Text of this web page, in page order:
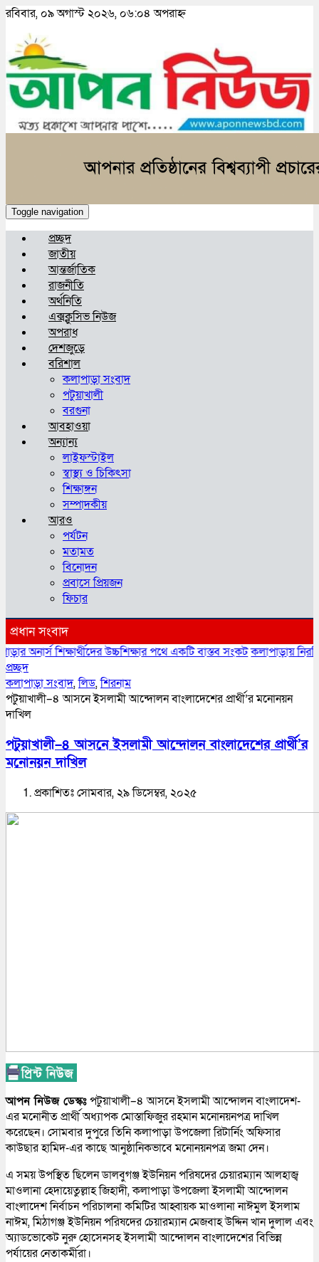
রবিবার, ০৯ অগাস্ট ২০২৬, ০৬:০৪ অপরাহ্ন
Toggle navigation
প্রচ্ছদ
জাতীয়
আন্তর্জাতিক
রাজনীতি
অর্থনিতি
এক্সক্লুসিভ নিউজ
অপরাধ
দেশজুড়ে
বরিশাল
কলাপাড়া সংবাদ
পটুয়াখালী
বরগুনা
আবহাওয়া
অন্যান্য
লাইফস্টাইল
স্বাস্থ্য ও চিকিৎসা
শিক্ষাঙ্গন
সম্পাদকীয়
আরও
পর্যটন
মতামত
বিনোদন
প্রবাসে প্রিয়জন
ফিচার
প্রধান সংবাদ
উচ্চশিক্ষার পথে একটি বাস্তব সংকটকলাপাড়ায় নিরবিচ্ছিন্ন
প্রচ্ছদ
কলাপাড়া সংবাদ,লিড,শিরনাম
পটুয়াখালী–৪ আসনে ইসলামী আন্দোলন বাংলাদেশের প্রার্থী’র মনোনয়ন
দাখিল
পটুয়াখালী–৪ আসনে ইসলামী আন্দোলন বাংলাদেশের প্রার্থী’র
মনোনয়ন দাখিল
প্রকাশিতঃ সোমবার, ২৯ ডিসেম্বর, ২০২৫
আপন নিউজ ডেস্কঃপটুয়াখালী–৪ আসনে ইসলামী আন্দোলন বাংলাদেশ-
এর মনোনীত প্রার্থী অধ্যাপক মোস্তাফিজুর রহমান মনোনয়নপত্র দাখিল
করেছেন। সোমবার দুপুরে তিনি কলাপাড়া উপজেলা রিটার্নিং অফিসার
কাউছার হামিদ-এর কাছে আনুষ্ঠানিকভাবে মনোনয়নপত্র জমা দেন।
এ সময় উপস্থিত ছিলেন ডালবুগঞ্জ ইউনিয়ন পরিষদের চেয়ারম্যান আলহাজ্ব
মাওলানা হেদায়েতুল্লাহ জিহাদী, কলাপাড়া উপজেলা ইসলামী আন্দোলন
বাংলাদেশ নির্বাচন পরিচালনা কমিটির আহ্বায়ক মাওলানা নাঈমুল ইসলাম
নাঈম, মিঠাগঞ্জ ইউনিয়ন পরিষদের চেয়ারম্যান মেজবাহ উদ্দিন খান দুলাল এবং
অ্যাডভোকেট নুরু হোসেনসহ ইসলামী আন্দোলন বাংলাদেশের বিভিন্ন
পর্যায়ের নেতাকর্মীরা।